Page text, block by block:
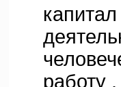
работу